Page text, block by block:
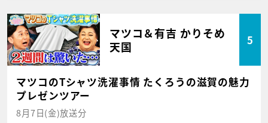
マツコ＆有吉 かりそめ
天国
5
マツコのTシャツ洗濯事情 たくろうの滋賀の魅力
プレゼンツアー
8月7日(金)放送分